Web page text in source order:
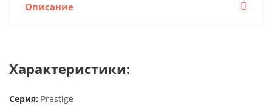
Описание
Характеристики:
Серия: Prestige